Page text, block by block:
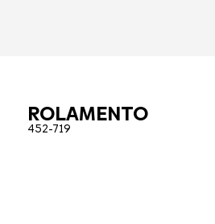
ROLAMENTO
452-719